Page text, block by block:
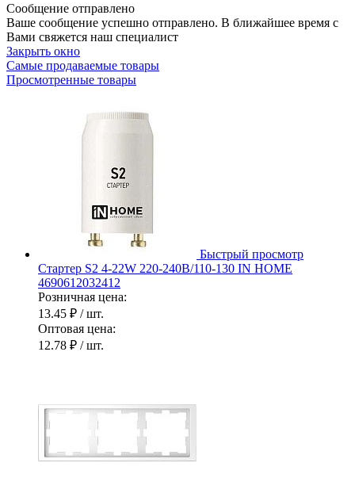
Сообщение отправлено
Ваше сообщение успешно отправлено. В ближайшее время с
Вами свяжется наш специалист
Закрыть окно
Самые продаваемые товары
Просмотренные товары
Быстрый просмотр
Стартер S2 4-22W 220-240В/110-130 IN HOME
4690612032412
Розничная цена:
13.45 ₽ / шт.
Оптовая цена:
12.78 ₽ / шт.